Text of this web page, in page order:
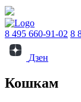
8 495 660-91-02 8
Дзен
Кошкам